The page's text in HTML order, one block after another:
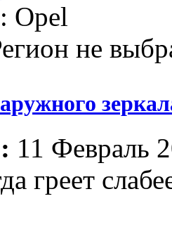
Opel
не
11 Февраль
греет